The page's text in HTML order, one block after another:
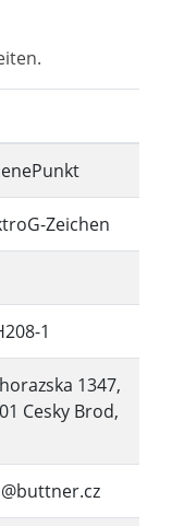
Zeichen
1
1347,
Cesky Brod,